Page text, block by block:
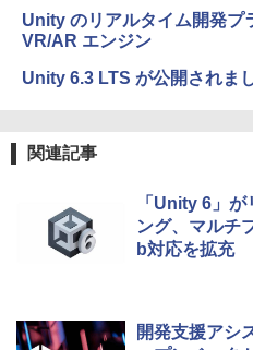
Unity のリアルタイム開発プ
VR/AR エンジン
Unity 6.3 LTS が公開されま
関連記事
「Unity 6」
ング、マルチ
b対応を拡充
開発支援アシ